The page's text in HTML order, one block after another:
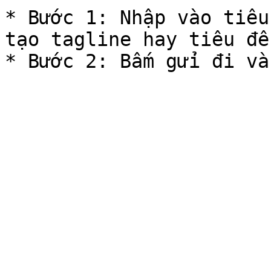
* Bước 1: Nhập vào
tạo tagline hay tiêu đề